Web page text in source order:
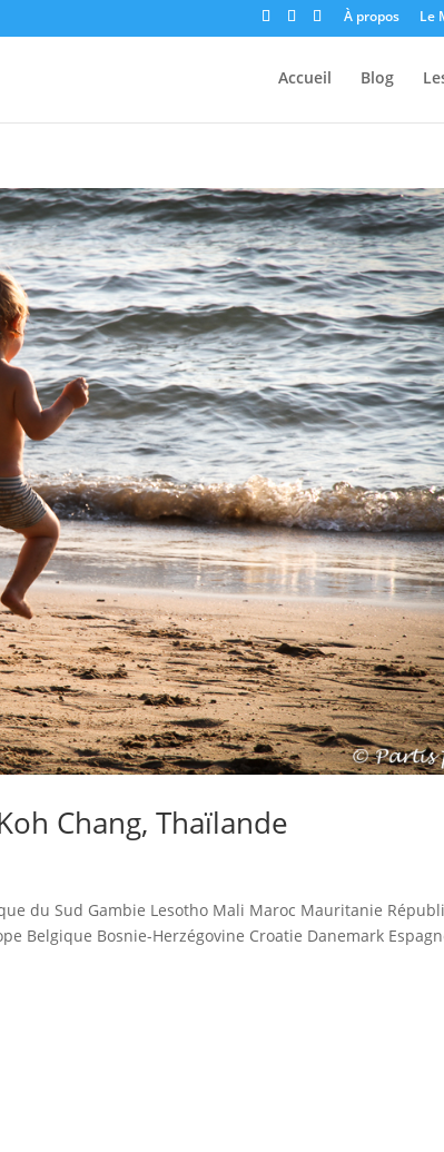
À propos Le
Accueil Blog
Chang, Thaïlande
du Sud Gambie Lesotho Mali Maroc Mauritanie
Belgique Bosnie-Herzégovine Croatie Danemark